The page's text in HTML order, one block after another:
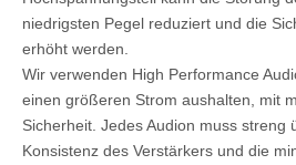
niedrigsten Pegel reduziert und die
erhöht werden.
Wir verwenden High Performance
einen größeren Strom aushalten, mit
Sicherheit. Jedes Audion muss streng
Konsistenz des Verstärkers und die